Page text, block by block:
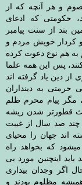
و هر آنچه که از
حکومتی که ادعای
بند از سنت پیامبر
کردار خویش مردم و
هم نوع دعوت کرده
پس این همه علما
دین یاد گرفته اند
حرمتی به دینداران
مگر پیام محرم ظلم
قطورتر شدن ریشه
صد سال از غیبت
اند جهان را محیای
که بخواهد راه
اینچنین مورد بی
اگر وجدان بیداری
مظلوم بودند و